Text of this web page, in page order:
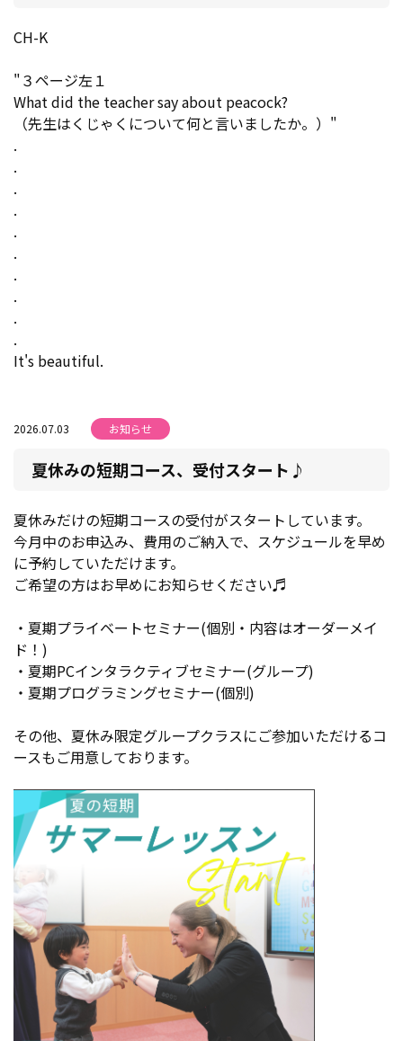
CH-K
"３ページ左１
What did the teacher say about peacock?
（先生はくじゃくについて何と言いましたか。）"
.
.
.
.
.
.
.
.
.
.
It's beautiful.
2026.07.03 お知らせ
夏休みの短期コース、受付スタート♪
夏休みだけの短期コースの受付がスタートしています。
今月中のお申込み、費用のご納入で、スケジュールを早め
に予約していただけます。
ご希望の方はお早めにお知らせください♬
・夏期プライベートセミナー(個別・内容はオーダーメイ
ド！)
・夏期PCインタラクティブセミナー(グループ)
・夏期プログラミングセミナー(個別)
その他、夏休み限定グループクラスにご参加いただけるコ
ースもご用意しております。